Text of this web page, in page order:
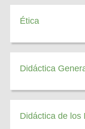
Ética
Didáctica
Didáctica de los